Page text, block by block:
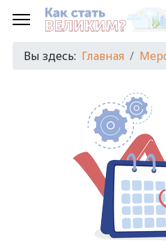
Вы здесь: Главная
годмесяц
годмесяц